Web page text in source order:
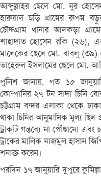
আব্দুল্লাহর ছেলে মো. নুর
হারুয়াল ছড়ি গ্রামের রুপম
চৌদ্দগ্রাম থানার আলকড়া
শাহাদাত হোসেন রকি (২৬),
মালেকের ছেলে মো. বাবলু (৩৯)
তাহেরুল ইসলামের ছেলে মো.
পুলিশ জানায়, গত ১৫
কোম্পানির ২৭ টন সাদা চিনি
চট্টগ্রাম বন্দর এলাকা থেকে
থাকা চিনির আনুমানিক মূল্য ছিল
ট্রাকটি গন্তব্যে না পৌঁছানো
ট্রাকের মালিক নাজমুল হাসান
শনাক্ত করেন।
পরদিন ১৭ জানুয়ারি দুপুরে